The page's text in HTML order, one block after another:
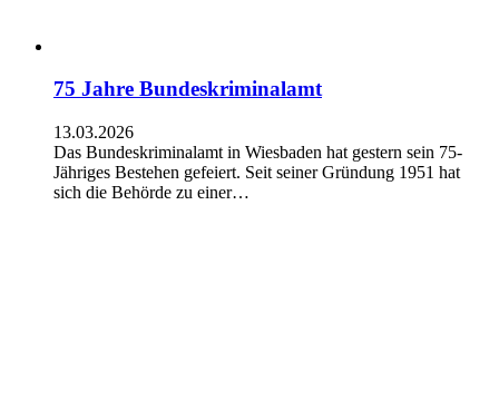
75 Jahre Bundeskriminalamt
13.03.2026
Das Bundeskriminalamt in Wiesbaden hat gestern sein 75-
Jähriges Bestehen gefeiert. Seit seiner Gründung 1951 hat
sich die Behörde zu einer…